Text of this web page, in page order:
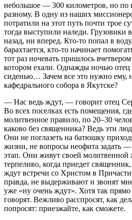
небольшое — 300 километров, но по
разному. В одну из наших
потратили на этот путь почти трое
тогда выступили наледи. Грузовики
назад, ни вперед. Кто-то попал в
барахтается, кто-то начинает
тот раз ночевать пришлось
котором ехали. Однажды ночью
сиденью… Зачем все это нужно ему,
кафедрального собора в Якутске?
— Нас ведь ждут, — говорит отец
Во всех поселках есть помещения,
молитвенное правило, по 20–30
каково без священника? Ведь эти
Они не поглазеть на батюшку
жизни, не вопросы неофита задать
этап. Они живут своей
терпеливо, когда приедет
ждут встречи со Христом в
правда, не выдерживают и звонят
уже «ну очень ждут». Хотя так
говорят. Вежливо расспросят, как
попросят: приезжайте, как сможете.